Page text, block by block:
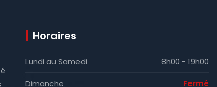
Horaires
Lundi au Samedi 8h00 - 19h00
Dimanche Fermé